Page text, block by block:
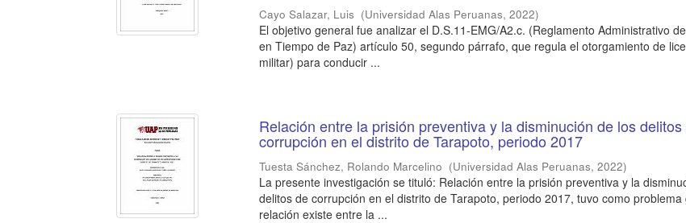
Cayo Salazar, Luis (Universidad Alas Peruanas,2022)
El objetivo general fue analizar el D.S.11-EMG/A2.c. (Reglamento Administrativo
en Tiempo de Paz) artículo 50, segundo párrafo, que regula el otorgamiento de
militar) para conducir ...
Relación entre la prisión preventiva y la disminución de los delitos
corrupción en el distrito de Tarapoto, periodo 2017
Tuesta Sánchez, Rolando Marcelino (Universidad Alas Peruanas,2022)
La presente investigación se tituló: Relación entre la prisión preventiva y la
delitos de corrupción en el distrito de Tarapoto, periodo 2017, tuvo como
relación existe entre la ...